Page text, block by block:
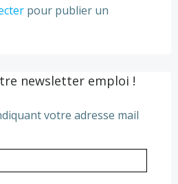
pour publier un
newsletter emploi !
votre adresse mail